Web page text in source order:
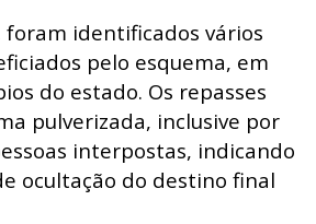
identificados vários
pelo esquema, em
do estado. Os repasses
pulverizada, inclusive por
interpostas, indicando
ocultação do destino final